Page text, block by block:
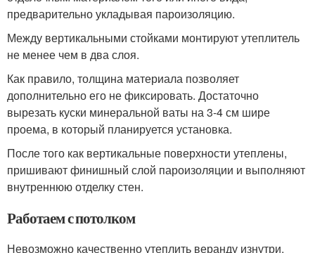
предварительно укладывая пароизоляцию.
Между вертикальными стойками монтируют утеплитель
не менее чем в два слоя.
Как правило, толщина материала позволяет
дополнительно его не фиксировать. Достаточно
вырезать куски минеральной ваты на 3-4 см шире
проема, в который планируется установка.
После того как вертикальные поверхности утеплены,
пришивают финишный слой пароизоляции и выполняют
внутреннюю отделку стен.
Работаем с потолком
Невозможно качественно утеплить веранду изнутри,